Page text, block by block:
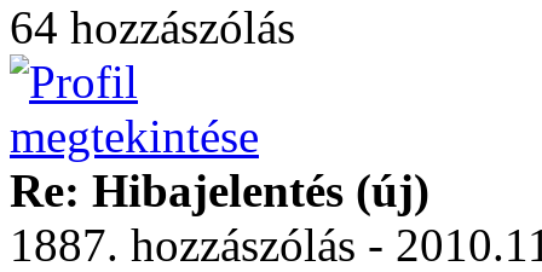
64 hozzászólás
Re: Hibajelentés (új)
1887. hozzászólás -